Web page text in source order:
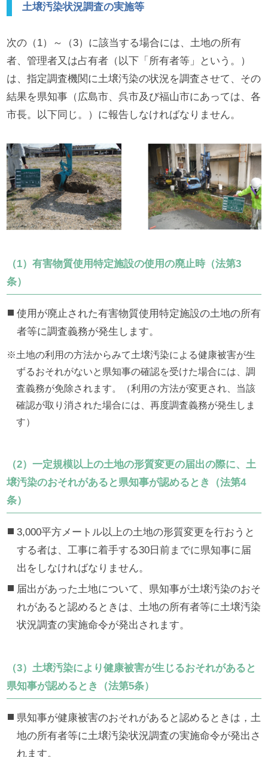
土壌汚染状況調査の実施等
次の（1）～（3）に該当する場合には、土地の所有
者、管理者又は占有者（以下「所有者等」という。）
は、指定調査機関に土壌汚染の状況を調査させて、その
結果を県知事（広島市、呉市及び福山市にあっては、各
市長。以下同じ。）に報告しなければなりません。
（1）有害物質使用特定施設の使用の廃止時（法第3
条）
使用が廃止された有害物質使用特定施設の土地の所有
者等に調査義務が発生します。
土地の利用の方法からみて土壌汚染による健康被害が生
ずるおそれがないと県知事の確認を受けた場合には、調
査義務が免除されます。（利用の方法が変更され、当該
確認が取り消された場合には、再度調査義務が発生しま
す）
（2）一定規模以上の土地の形質変更の届出の際に、土
壌汚染のおそれがあると県知事が認めるとき（法第4
条）
3,000平方メートル以上の土地の形質変更を行おうと
する者は、工事に着手する30日前までに県知事に届
出をしなければなりません。
届出があった土地について、県知事が土壌汚染のおそ
れがあると認めるときは、土地の所有者等に土壌汚染
状況調査の実施命令が発出されます。
（3）土壌汚染により健康被害が生じるおそれがあると
県知事が認めるとき（法第5条）
県知事が健康被害のおそれがあると認めるときは，土
地の所有者等に土壌汚染状況調査の実施命令が発出さ
れます。